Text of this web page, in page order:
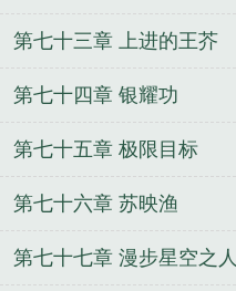
第七十三章 上进的王芥
第七十四章 银耀功
第七十五章 极限目标
第七十六章 苏映渔
第七十七章 漫步星空之人